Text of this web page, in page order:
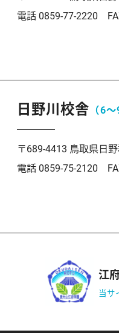
電話 0859-77-2220
日野川校舎 （6
〒689-4413 鳥取県日
電話 0859-75-2120
江
当サ